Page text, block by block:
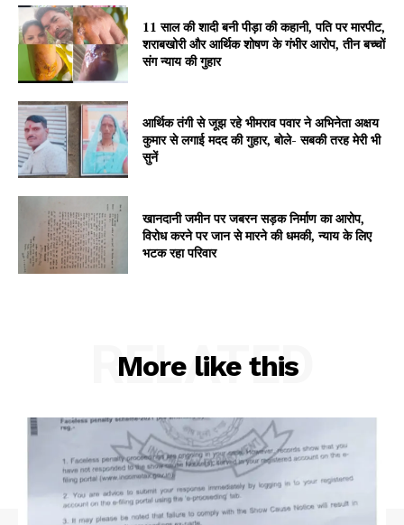
Subscription Plans
My account
11 साल की शादी बनी पीड़ा की कहानी, पति पर मारपीट,
शराबखोरी और आर्थिक शोषण के गंभीर आरोप, तीन बच्चों
संग न्याय की गुहार
आर्थिक तंगी से जूझ रहे भीमराव पवार ने अभिनेता अक्षय
कुमार से लगाई मदद की गुहार, बोले- सबकी तरह मेरी भी
सुनें
खानदानी जमीन पर जबरन सड़क निर्माण का आरोप,
विरोध करने पर जान से मारने की धमकी, न्याय के लिए
भटक रहा परिवार
More like this
RELATED